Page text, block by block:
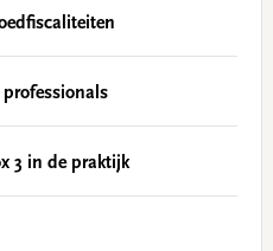
3 in de praktijk